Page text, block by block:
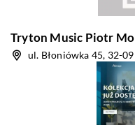
Tryton Music Piotr
ul. Błoniówka 45, 32-